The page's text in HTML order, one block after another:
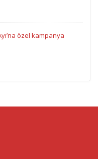
özel kampanya